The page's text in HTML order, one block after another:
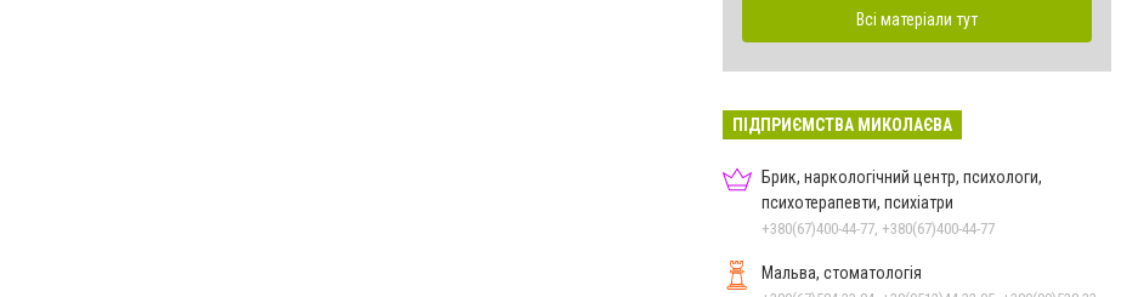
Всі матеріали тут
ПІДПРИЄМСТВА МИКОЛАЄВА
Брик, наркологічний центр, психологи,
психотерапевти, психіатри
+380(67)400-44-77, +380(67)400-44-77
Мальва, стоматологія